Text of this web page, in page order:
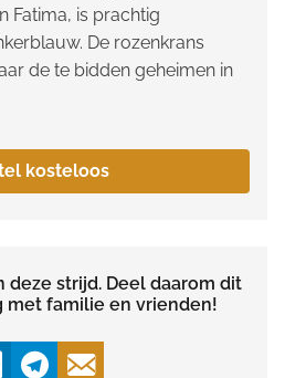
Fatima, is prachtig
De rozenkrans
de te bidden geheimen in
kosteloos
deze strijd. Deel daarom dit
met familie en vrienden!